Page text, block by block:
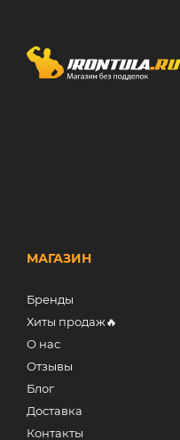
МАГАЗИН
Бренды
Хиты продаж🔥
О нас
Отзывы
Блог
Доставка
Контакты